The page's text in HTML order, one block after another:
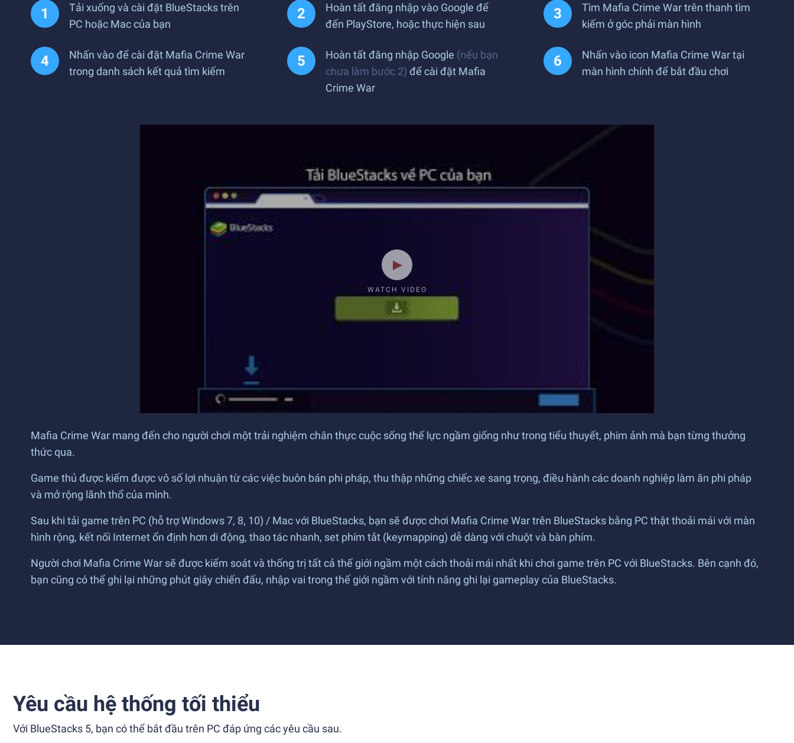
Tải xuống và cài đặt BlueStacks trên
PC hoặc Mac của bạn
Hoàn tất đăng nhập vào Google để
đến PlayStore, hoặc thực hiện sau
Tìm Mafia Crime War trên thanh tìm
kiếm ở góc phải màn hình
Nhấn vào để cài đặt Mafia Crime War
trong danh sách kết quả tìm kiếm
Hoàn tất đăng nhập Google (nếu bạn
chưa làm bước 2) để cài đặt Mafia
Crime War
Nhấn vào icon Mafia Crime War tại
màn hình chính để bắt đầu chơi
WATCH VIDEO
Mafia Crime War mang đến cho người chơi một trải nghiệm chân thực cuộc sống thế lực ngầm giống như trong tiểu thuyết, phim ảnh mà bạn từng thưởng
thức qua.
Game thủ được kiếm được vô số lợi nhuận từ các việc buôn bán phi pháp, thu thập những chiếc xe sang trọng, điều hành các doanh nghiệp làm ăn phi pháp
và mở rộng lãnh thổ của mình.
Sau khi tải game trên PC (hỗ trợ Windows 7, 8, 10) / Mac với BlueStacks, bạn sẽ được chơi Mafia Crime War trên BlueStacks bằng PC thật thoải mái với màn
hình rộng, kết nối Internet ổn định hơn di động, thao tác nhanh, set phím tắt (keymapping) dễ dàng với chuột và bàn phím.
Người chơi Mafia Crime War sẽ được kiểm soát và thống trị tất cả thế giới ngầm một cách thoải mái nhất khi chơi game trên PC với BlueStacks. Bên cạnh đó,
bạn cũng có thể ghi lại những phút giây chiến đấu, nhập vai trong thế giới ngầm với tính năng ghi lại gameplay của BlueStacks.
Yêu cầu hệ thống tối thiểu
Với BlueStacks 5, bạn có thể bắt đầu trên PC đáp ứng các yêu cầu sau.